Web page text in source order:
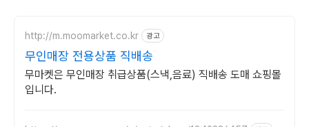
http://m.moomarket.co.kr 광고
무인매장 전용상품 직배송
무마켓은 무인매장 취급상품(스낵,음료) 직배송 도매 쇼핑몰
입니다.